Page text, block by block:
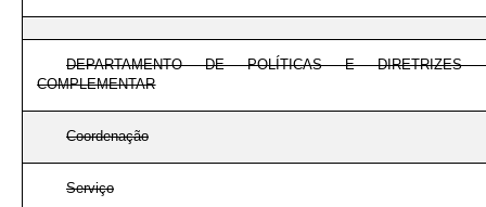
DEPARTAMENTO DE POLÍTICAS E DIRETRIZES
COMPLEMENTAR
Coordenação
Serviço